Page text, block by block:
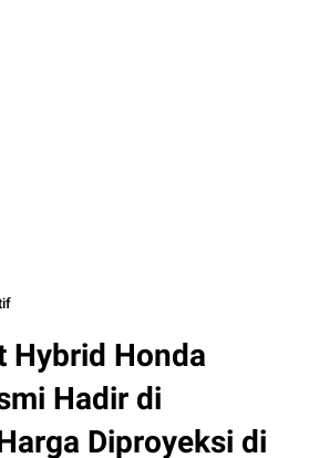
Hybrid Honda
Hadir di
Diproyeksi di